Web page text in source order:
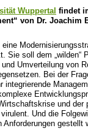
Wuppertal findet
von Dr. Joachim
Sie soll dem
Umverteilung von
Bei der
integrierende
und
Und die
gestellt